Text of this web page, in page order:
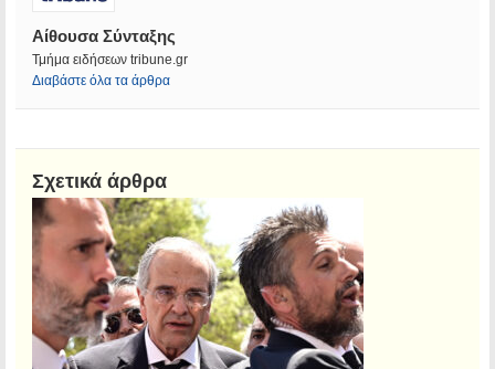
Αίθουσα Σύνταξης
Τμήμα ειδήσεων tribune.gr
Διαβάστε όλα τα άρθρα
Σχετικά άρθρα